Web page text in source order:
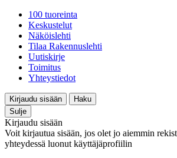
100 tuoreinta
Keskustelut
Näköislehti
Tilaa Rakennuslehti
Uutiskirje
Toimitus
Yhteystiedot
Kirjaudu sisään
Haku
Sulje
Kirjaudu sisään
Voit kirjautua sisään, jos olet jo aiemmin
yhteydessä luonut käyttäjäprofiilin